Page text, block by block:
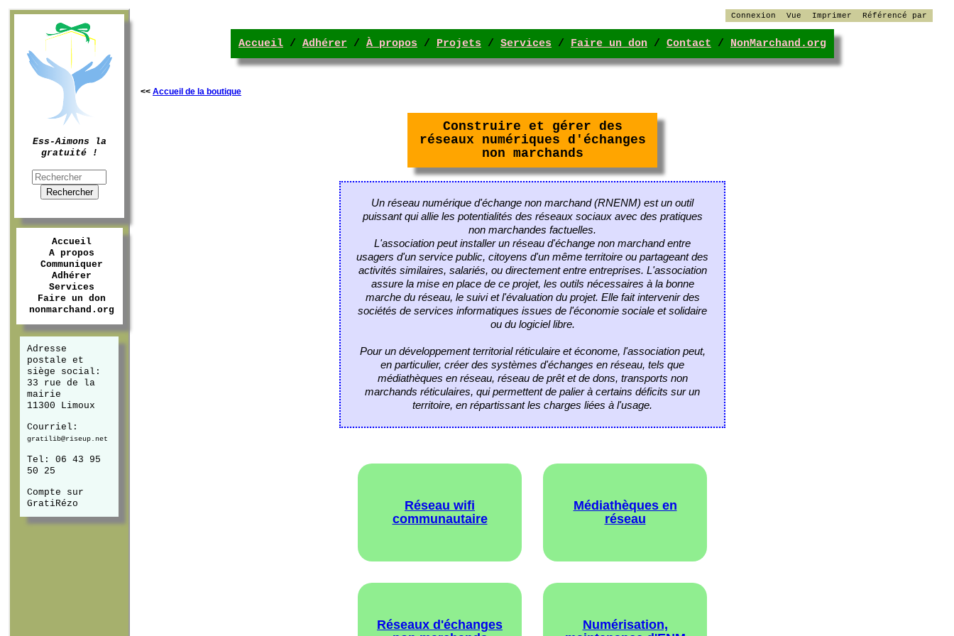
Ess-Aimons la
gratuité !
Accueil
A propos
Communiquer
Adhérer
Services
Faire un don
nonmarchand.org
Adresse
postale et
siège social:
33 rue de la
mairie
11300 Limoux
Courriel:
gratilib@riseup.net
Tel: 06 43 95
50 25
Compte sur
GratiRézo
Connexion Vue Imprimer Référencé par
Accueil / Adhérer / À propos / Projets / Services / Faire un don / Contact / NonMarchand.org
<< Accueil de la boutique
Construire et gérer des
réseaux numériques d'échanges
non marchands
Un réseau numérique d'échange non marchand (RNENM) est un outil
puissant qui allie les potentialités des réseaux sociaux avec des pratiques
non marchandes factuelles.
L'association peut installer un réseau d'échange non marchand entre
usagers d'un service public, citoyens d'un même territoire ou partageant des
activités similaires, salariés, ou directement entre entreprises. L'association
assure la mise en place de ce projet, les outils nécessaires à la bonne
marche du réseau, le suivi et l'évaluation du projet. Elle fait intervenir des
sociétés de services informatiques issues de l'économie sociale et solidaire
ou du logiciel libre.
Pour un développement territorial réticulaire et économe, l'association peut,
en particulier, créer des systèmes d'échanges en réseau, tels que
médiathèques en réseau, réseau de prêt et de dons, transports non
marchands réticulaires, qui permettent de palier à certains déficits sur un
territoire, en répartissant les charges liées à l'usage.
Réseau wifi
communautaire
Médiathèques en
réseau
Réseaux d'échanges
Numérisation,